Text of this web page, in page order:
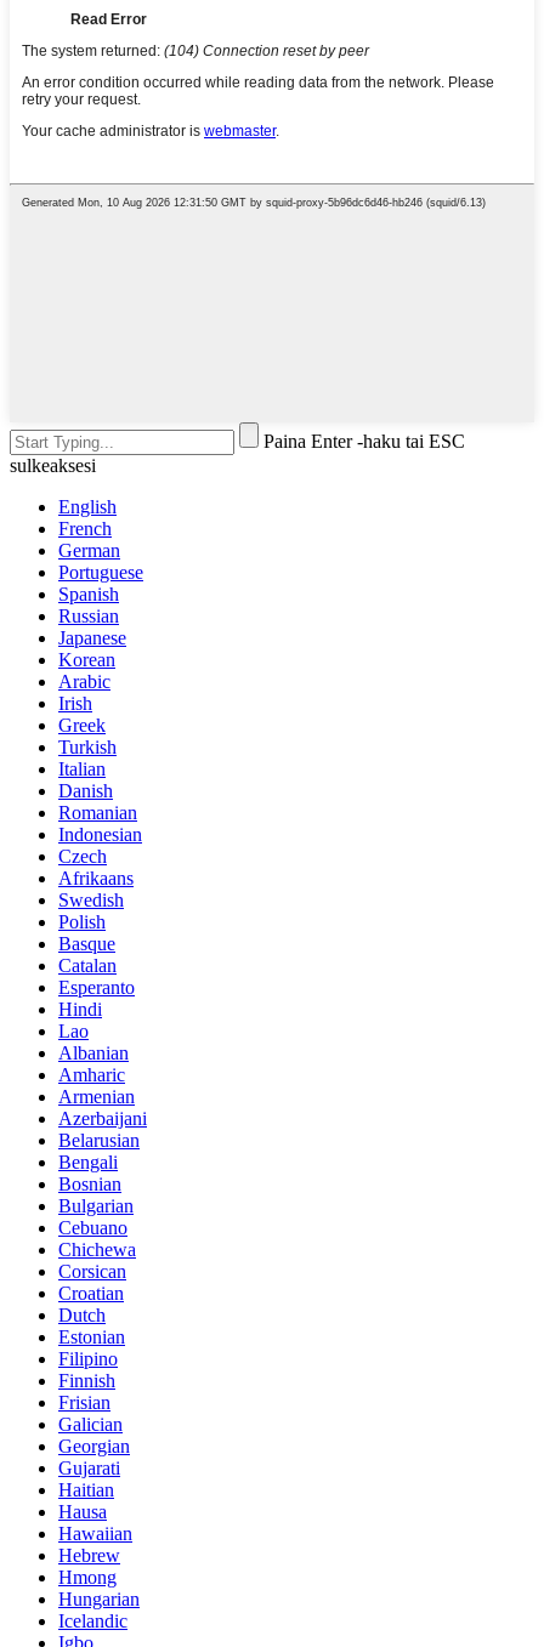
Paina Enter -haku tai ESC
sulkeaksesi
English
French
German
Portuguese
Spanish
Russian
Japanese
Korean
Arabic
Irish
Greek
Turkish
Italian
Danish
Romanian
Indonesian
Czech
Afrikaans
Swedish
Polish
Basque
Catalan
Esperanto
Hindi
Lao
Albanian
Amharic
Armenian
Azerbaijani
Belarusian
Bengali
Bosnian
Bulgarian
Cebuano
Chichewa
Corsican
Croatian
Dutch
Estonian
Filipino
Finnish
Frisian
Galician
Georgian
Gujarati
Haitian
Hausa
Hawaiian
Hebrew
Hmong
Hungarian
Icelandic
Igbo